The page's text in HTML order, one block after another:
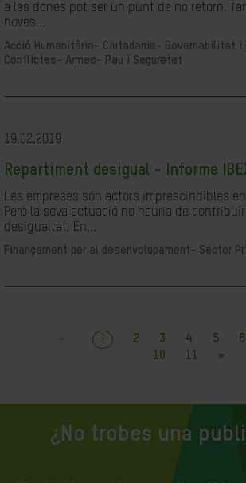
a les dones pot ser un punt de no retorn.
noves...
Acció Humanitària-
Ciutadania- Governabilitat i
Conflictes- Armes- Pau i Seguretat
19.02.2019
Repartiment desigual - Informe
Les empreses són actors imprescindibles
Però la seva actuació no hauria de
desigualtat. En...
Finançament per al desenvolupament- Sector
« 1 2 3 4 5 6
10
11 »
¿No trobes una